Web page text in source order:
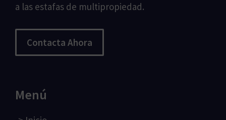
a las estafas de multipropiedad.
Contacta Ahora
Menú